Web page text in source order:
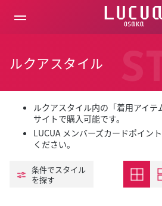
ルクアスタイル
ルクアスタイル内の「着用アイテ
サイトで購入可能です。
LUCUA メンバーズカードポイン
ください。
条件でスタイル
を探す